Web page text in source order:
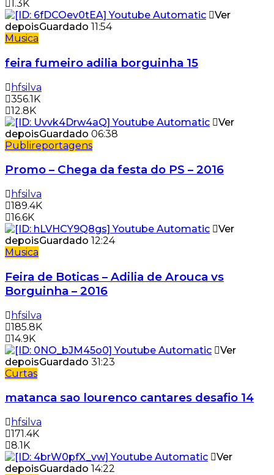
1.3K
Ver
depoisGuardado 11:54
Musica
feira fumeiro adilia borguinha 15
hfsilva
356.1K
12.8K
Ver
depoisGuardado 06:38
Publireportagens
Promo – Chega da festa do PS – 2016
hfsilva
189.4K
16.6K
Ver
depoisGuardado 12:24
Musica
Feira de Boticas – Adilia de Arouca vs
Borguinha – 2016
hfsilva
185.8K
14.9K
Ver
depoisGuardado 31:23
Curtas
matanca sao lourenco cantares desafio 14
hfsilva
171.4K
8.1K
Ver
depoisGuardado 14:22